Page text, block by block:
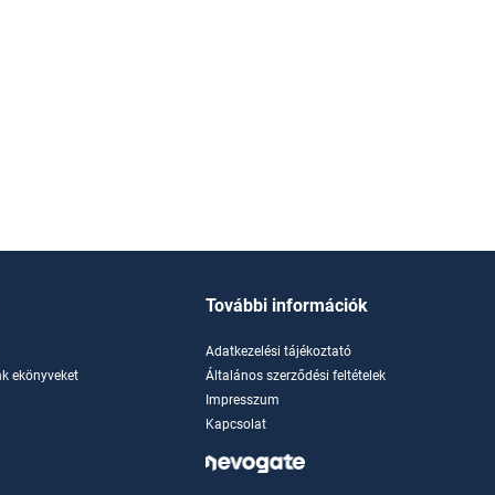
ekönyveket
További információk
Adatkezelési tájékoztató
Általános szerződési feltételek
Impresszum
Kapcsolat